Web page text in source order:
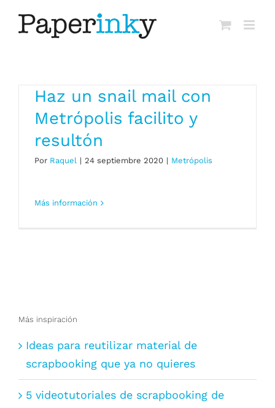
Haz un snail mail con
Metrópolis facilito y
resultón
Por Raquel | 24 septiembre 2020 | Metrópolis
Más información
Más inspiración
Ideas para reutilizar material de
scrapbooking que ya no quieres
5 videotutoriales de scrapbooking de